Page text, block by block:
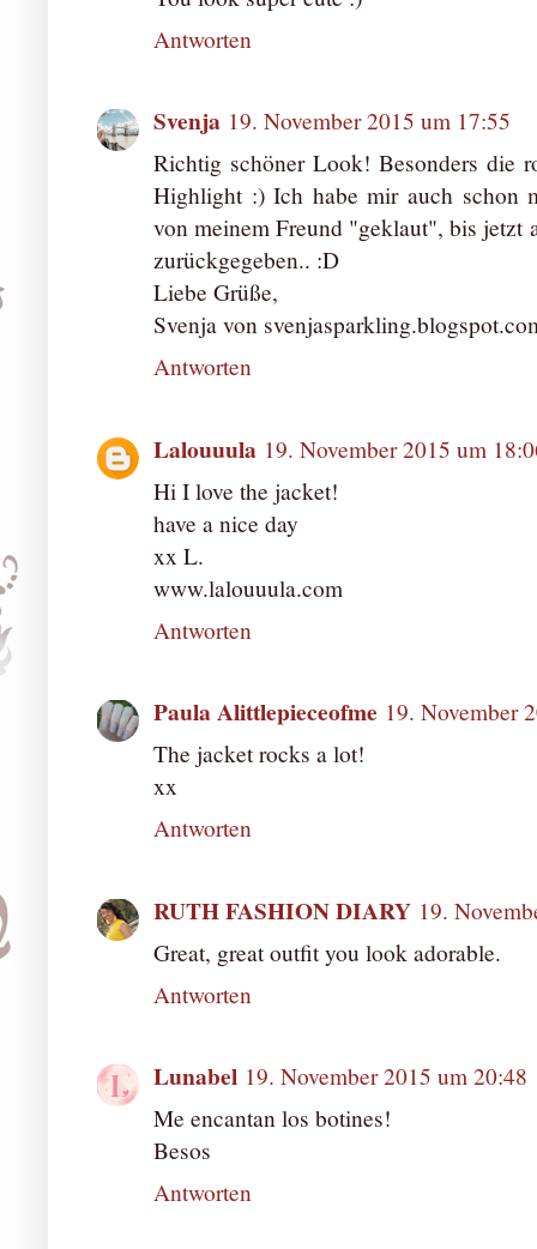
Antworten
Svenja 19. November 2015 um 17:55
Richtig schöner Look! Besonders die
Highlight :) Ich habe mir auch schon
von meinem Freund "geklaut", bis jetzt
zurückgegeben.. :D
Liebe Grüße,
Svenja von
Antworten
Lalouuula 19. November 2015 um
Hi I love the jacket!
have a nice day
xx L.
www.lalouuula.com
Antworten
Paula Alittlepieceofme 19. November
The jacket rocks a lot!
xx
Antworten
RUTH FASHION DIARY 19.
Great, great outfit you look adorable.
Antworten
Lunabel 19. November 2015 um 20:48
Me encantan los botines!
Besos
Antworten